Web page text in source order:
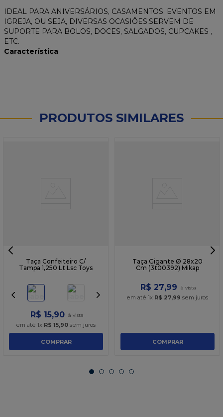
IDEAL PARA ANIVERSÁRIOS, CASAMENTOS, EVENTOS EM
IGREJA, OU SEJA, DIVERSAS OCASIÕES.SERVEM DE
SUPORTE PARA BOLOS, DOCES, SALGADOS, CUPCAKES ,
ETC.
Característica
PRODUTOS SIMILARES
Taça Confeiteiro C/
Tampa 1,250 Lt Lsc Toys
R$ 15,90
em até 1x R$ 15,90 sem juros
COMPRAR
Taça Gigante Ø 28x20
Cm (3t00392) Mikap
R$ 27,99
em até 1x R$ 27,99 sem juros
COMPRAR